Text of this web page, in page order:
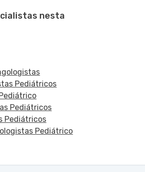
nesta
Pediátricos
Pediátricos
Pediátricos
Pediátrico